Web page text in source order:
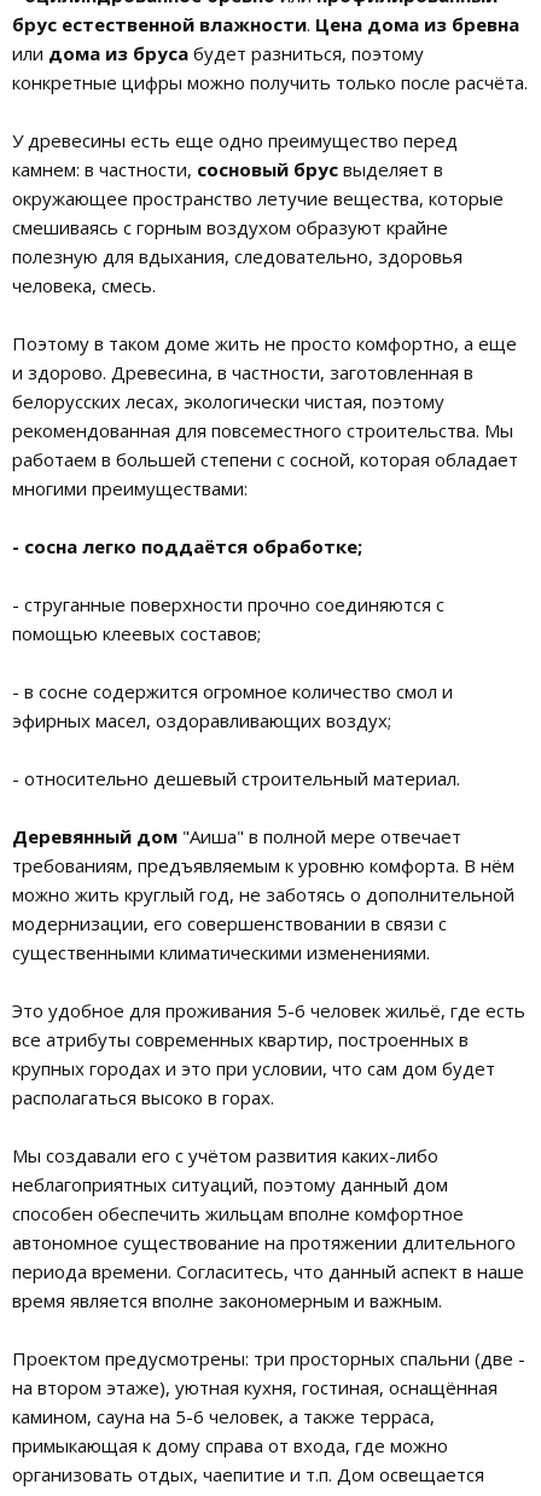
брус естественной влажности. Цена дома из бревна
или дома из бруса будет разниться, поэтому
конкретные цифры можно получить только после расчёта.
У древесины есть еще одно преимущество перед
камнем: в частности, сосновый брус выделяет в
окружающее пространство летучие вещества, которые
смешиваясь с горным воздухом образуют крайне
полезную для вдыхания, следовательно, здоровья
человека, смесь.
Поэтому в таком доме жить не просто комфортно, а еще
и здорово. Древесина, в частности, заготовленная в
белорусских лесах, экологически чистая, поэтому
рекомендованная для повсеместного строительства. Мы
работаем в большей степени с сосной, которая обладает
многими преимуществами:
- сосна легко поддаётся обработке;
- струганные поверхности прочно соединяются с
помощью клеевых составов;
- в сосне содержится огромное количество смол и
эфирных масел, оздоравливающих воздух;
- относительно дешевый строительный материал.
Деревянный дом "Аиша" в полной мере отвечает
требованиям, предъявляемым к уровню комфорта. В нём
можно жить круглый год, не заботясь о дополнительной
модернизации, его совершенствовании в связи с
существенными климатическими изменениями.
Это удобное для проживания 5-6 человек жильё, где есть
все атрибуты современных квартир, построенных в
крупных городах и это при условии, что сам дом будет
располагаться высоко в горах.
Мы создавали его с учётом развития каких-либо
неблагоприятных ситуаций, поэтому данный дом
способен обеспечить жильцам вполне комфортное
автономное существование на протяжении длительного
периода времени. Согласитесь, что данный аспект в наше
время является вполне закономерным и важным.
Проектом предусмотрены: три просторных спальни (две -
на втором этаже), уютная кухня, гостиная, оснащённая
камином, сауна на 5-6 человек, а также терраса,
примыкающая к дому справа от входа, где можно
организовать отдых, чаепитие и т.п. Дом освещается